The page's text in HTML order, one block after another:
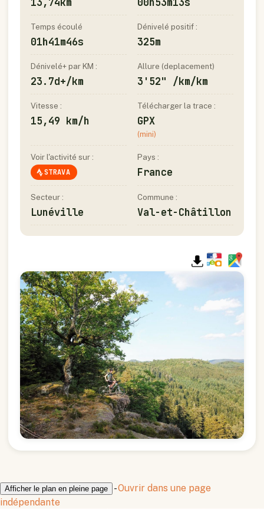
Temps écoulé
01h41m46s
Dénivelé positif :
325m
Dénivelé+ par KM :
23.7d+/km
Allure (deplacement)
3'52" /km/km
Vitesse :
15,49 km/h
Télécharger la trace :
GPX
(mini)
Voir l'activité sur :
STRAVA
Pays :
France
Secteur :
Lunéville
Commune :
Val-et-Châtillon
Afficher le plan en pleine page -Ouvrir dans une page
indépendante